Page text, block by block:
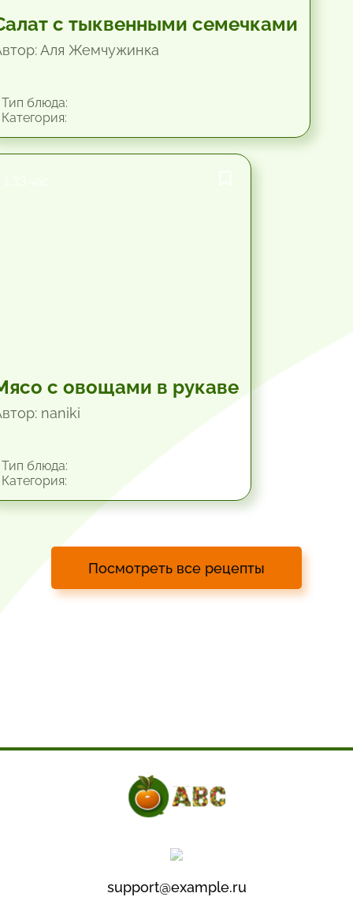
с тыквенными семечками
Аля Жемчужинка
блюда:
с овощами в рукаве
naniki
блюда:
Посмотреть все рецепты
support@example.ru